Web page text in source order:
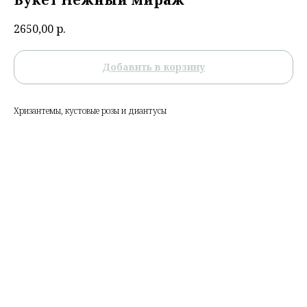
2650,00р.
Добавить в корзину
Хризантемы, кустовые розы и диантусы